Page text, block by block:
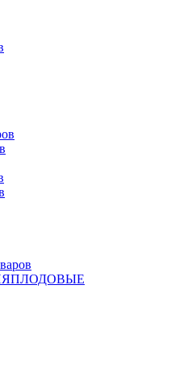
ПЛОДОВЫЕ